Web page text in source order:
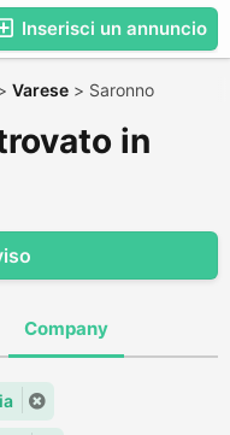
Inserisci un annuncio
Varese > Saronno
in
Company